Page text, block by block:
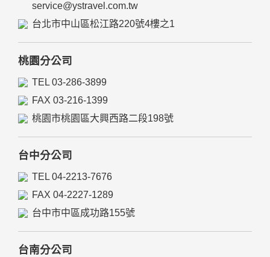
service@ystravel.com.tw
台北市中山區松江路220號4樓之1
桃園分公司
TEL 03-286-3899
FAX 03-216-1399
桃園市桃園區大興西路二段198號
台中分公司
TEL 04-2213-7676
FAX 04-2227-1289
台中市中區成功路155號
台南分公司